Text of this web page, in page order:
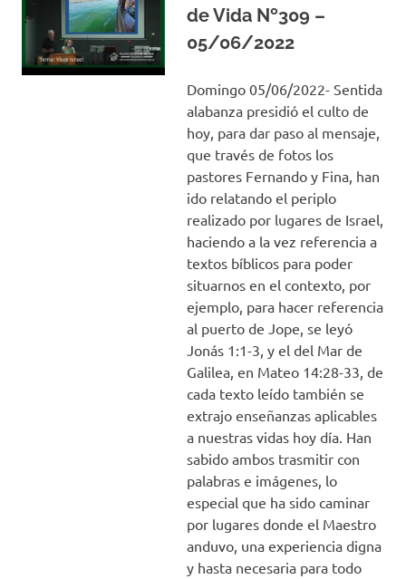
de Vida Nº309 –
05/06/2022
Domingo 05/06/2022- Sentida
alabanza presidió el culto de
hoy, para dar paso al mensaje,
que través de fotos los
pastores Fernando y Fina, han
ido relatando el periplo
realizado por lugares de Israel,
haciendo a la vez referencia a
textos bíblicos para poder
situarnos en el contexto, por
ejemplo, para hacer referencia
al puerto de Jope, se leyó
Jonás 1:1-3, y el del Mar de
Galilea, en Mateo 14:28-33, de
cada texto leído también se
extrajo enseñanzas aplicables
a nuestras vidas hoy día. Han
sabido ambos trasmitir con
palabras e imágenes, lo
especial que ha sido caminar
por lugares donde el Maestro
anduvo, una experiencia digna
y hasta necesaria para todo